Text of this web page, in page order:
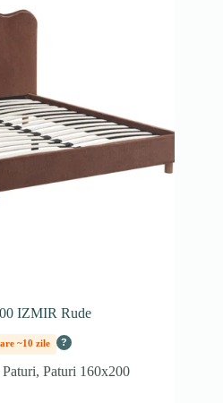
IZMIR Rude
~10 zile ?
Paturi,Paturi 160x200